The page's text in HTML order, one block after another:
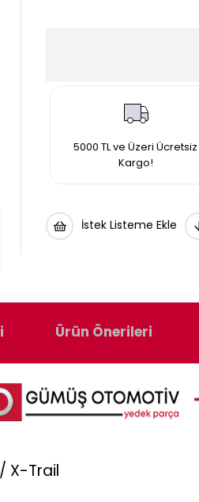
5000 TL ve Üzeri Ücretsiz
Kargo!
İstek Listeme Ekle
Ürün Önerileri
X-Trail